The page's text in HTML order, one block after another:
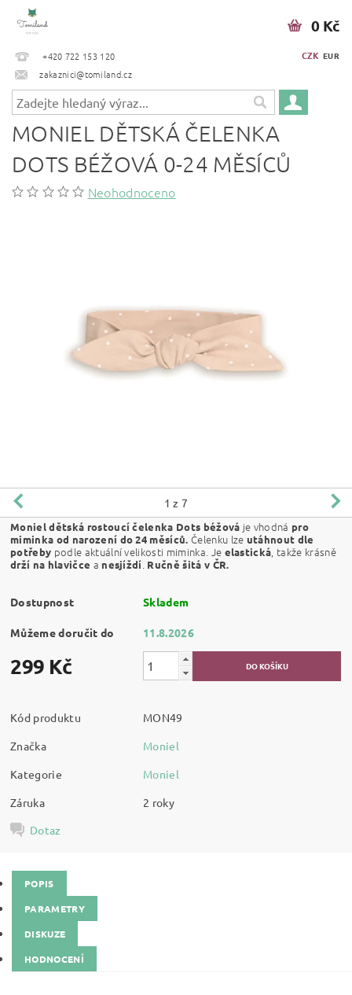
+420 722 153 120
zakaznici@tomiland.cz
CZK EUR
0 Kč
MONIEL DĚTSKÁ ČELENKA
DOTS BÉŽOVÁ 0-24 MĚSÍCŮ
Neohodnoceno
1 z 7
Moniel dětská rostoucí čelenka Dots béžová je vhodná pro
miminka od narození do 24 měsíců. Čelenku lze utáhnout dle
potřeby podle aktuální velikosti miminka. Je elastická , takže krásně
drží na hlavičce a nesjíždí Ručně šitá v ČR.
Dostupnost Skladem
Můžeme doručit do 11.8.2026
299 Kč
Kód produktu
MON49
Značka
Moniel
Kategorie
Moniel
Záruka
2 roky
Dotaz
POPIS
PARAMETRY
DISKUZE
HODNOCENÍ